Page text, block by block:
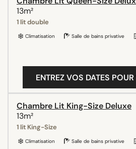
13m²
1 lit double
Climatisation Salle de bains privative
ENTREZ VOS DATES
Chambre Lit King-Size Deluxe
13m²
1 lit King-Size
Climatisation Salle de bains privative